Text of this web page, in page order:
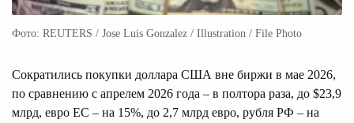
Фото: REUTERS / Jose Luis Gonzalez / Illustration / File Photo
Сократились покупки доллара США вне биржи в мае 2026,
по сравнению с апрелем 2026 года – в полтора раза, до $23,9
млрд, евро ЕС – на 15%, до 2,7 млрд евро, рубля РФ – на